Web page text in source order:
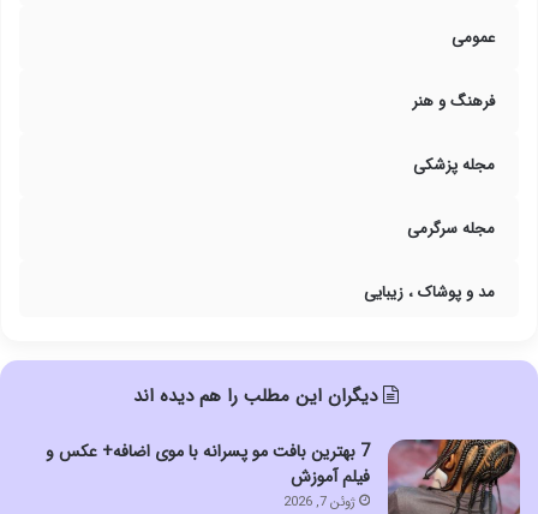
عمومی
فرهنگ و هنر
مجله پزشکی
مجله سرگرمی
مد و پوشاک ، زیبایی
دیگران این مطلب را هم دیده اند
7 بهترین بافت مو پسرانه با موی اضافه+ عکس و
فیلم آموزش
ژوئن 7, 2026